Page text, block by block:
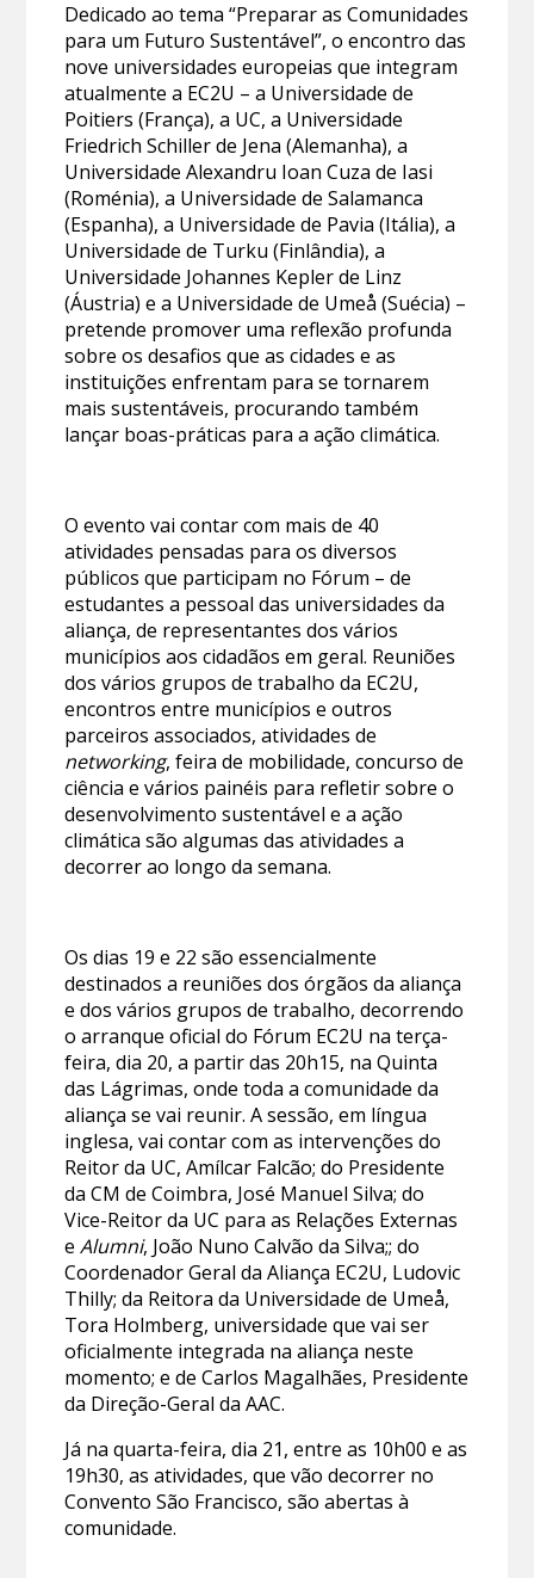
Dedicado ao tema “Preparar as Comunidades
para um Futuro Sustentável”, o encontro das
nove universidades europeias que integram
atualmente a EC2U – a Universidade de
Poitiers (França), a UC, a Universidade
Friedrich Schiller de Jena (Alemanha), a
Universidade Alexandru Ioan Cuza de Iasi
(Roménia), a Universidade de Salamanca
(Espanha), a Universidade de Pavia (Itália), a
Universidade de Turku (Finlândia), a
Universidade Johannes Kepler de Linz
(Áustria) e a Universidade de Umeå (Suécia) –
pretende promover uma reflexão profunda
sobre os desafios que as cidades e as
instituições enfrentam para se tornarem
mais sustentáveis, procurando também
lançar boas-práticas para a ação climática.
O evento vai contar com mais de 40
atividades pensadas para os diversos
públicos que participam no Fórum – de
estudantes a pessoal das universidades da
aliança, de representantes dos vários
municípios aos cidadãos em geral. Reuniões
dos vários grupos de trabalho da EC2U,
encontros entre municípios e outros
parceiros associados, atividades de
networking, feira de mobilidade, concurso de
ciência e vários painéis para refletir sobre o
desenvolvimento sustentável e a ação
climática são algumas das atividades a
decorrer ao longo da semana.
Os dias 19 e 22 são essencialmente
destinados a reuniões dos órgãos da aliança
e dos vários grupos de trabalho, decorrendo
o arranque oficial do Fórum EC2U na terça-
feira, dia 20, a partir das 20h15, na Quinta
das Lágrimas, onde toda a comunidade da
aliança se vai reunir. A sessão, em língua
inglesa, vai contar com as intervenções do
Reitor da UC, Amílcar Falcão; do Presidente
da CM de Coimbra, José Manuel Silva; do
Vice-Reitor da UC para as Relações Externas
eAlumni, João Nuno Calvão da Silva;; do
Coordenador Geral da Aliança EC2U, Ludovic
Thilly; da Reitora da Universidade de Umeå,
Tora Holmberg, universidade que vai ser
oficialmente integrada na aliança neste
momento; e de Carlos Magalhães, Presidente
da Direção-Geral da AAC.
Já na quarta-feira, dia 21, entre as 10h00 e as
19h30, as atividades, que vão decorrer no
Convento São Francisco, são abertas à
comunidade.